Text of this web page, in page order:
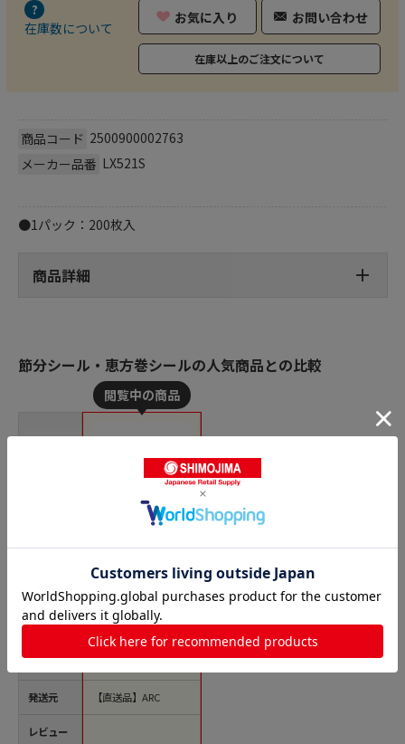
在庫数について
お気に入り お問い合わせ
在庫以上のご注文について
商品コード 2500900002763
メーカー品番 LX521S
●1パック：200枚入
商品詳細
節分シール・恵方巻シールの人気商品との比較
商品名
価格(税
込)
サイズ
発送元
レビュー
ARC POPシール 節分
（ご注文単位1束）
【直送品】
￥1,232
縦38mm×横38mm
【直送品】ARC